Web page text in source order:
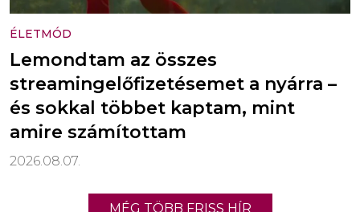
ÉLETMÓD
Lemondtam az összes
streamingelőfizetésemet a nyárra –
és sokkal többet kaptam, mint
amire számítottam
2026.08.07.
MÉG TÖBB FRISS HÍR